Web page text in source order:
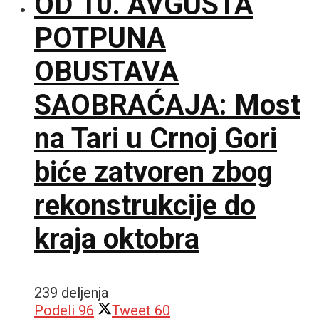
POTPUNA
OBUSTAVA
SAOBRAĆAJA: Most
na Tari u Crnoj Gori
biće zatvoren zbog
rekonstrukcije do
kraja oktobra
239 deljenja
Podeli 96 Tweet 60